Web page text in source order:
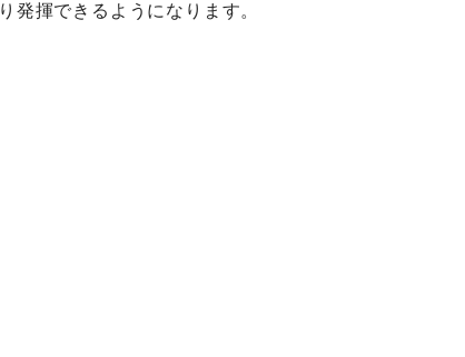
発揮できるようになります。